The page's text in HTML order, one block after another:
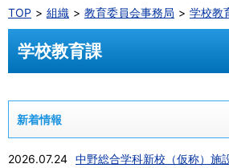
TOP 組織 教育委員会事務局 学校教
学校教育課
新着情報
2026.07.24 中野総合学科新校（仮称）施